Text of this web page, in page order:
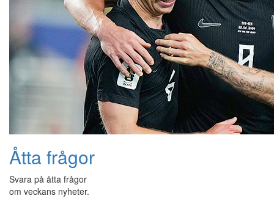
Åtta frågor
Svara på åtta frågor
om veckans nyheter.